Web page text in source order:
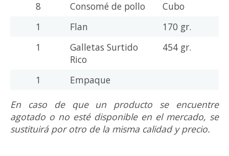
8
Consomé de pollo
Cubo
1
Flan
170 gr.
1
Galletas Surtido
Rico
454 gr.
1
Empaque
En caso de que un producto se encuentre
agotado o no esté disponible en el mercado, se
sustituirá por otro de la misma calidad y precio.